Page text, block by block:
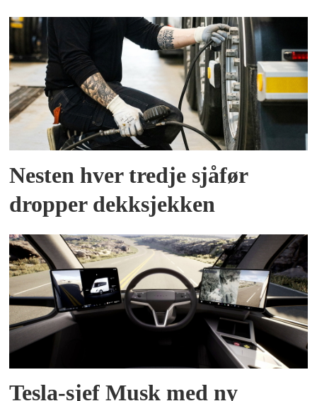
Nesten hver tredje sjåfør
dropper dekksjekken
Tesla-sjef Musk med ny